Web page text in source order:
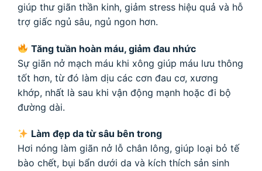
giúp thư giãn thần kinh, giảm stress hiệu quả và hỗ
trợ giấc ngủ sâu, ngủ ngon hơn.
Tăng tuần hoàn máu, giảm đau nhức
Sự giãn nở mạch máu khi xông giúp máu lưu thông
tốt hơn, từ đó làm dịu các cơn đau cơ, xương
khớp, nhất là sau khi vận động mạnh hoặc đi bộ
đường dài.
Làm đẹp da từ sâu bên trong
Hơi nóng làm giãn nở lỗ chân lông, giúp loại bỏ tế
bào chết, bụi bẩn dưới da và kích thích sản sinh